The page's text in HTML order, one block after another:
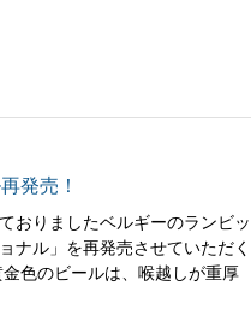
発売！
おりましたベルギーのランビッ
ナル」を再発売させていただく
色のビールは、喉越しが重厚